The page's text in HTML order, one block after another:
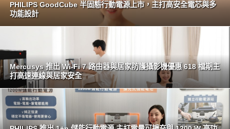
PHILIPS GoodCube 半固態行動電源上市，主打高安全電芯與多
功能設計
Mercusys 推出 Wi-Fi 7 路由器與居家防護攝影機優惠 618 檔期主
打高速連線與居家安全